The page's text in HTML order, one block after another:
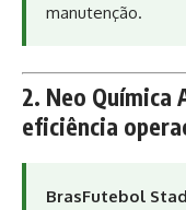
manutenção.
2. Neo Química
eficiência
BrasFutebol